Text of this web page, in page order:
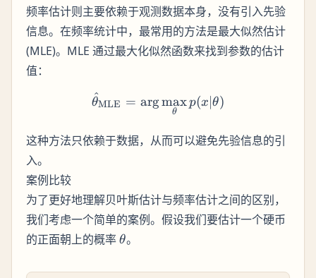
频率估计则主要依赖于观测数据本身，没有引入先验
信息。在频率统计中，最常用的方法是最大似然估计
(MLE)。MLE 通过最大化似然函数来找到参数的估计
值：
θ
^MLE = arg
θ
maxp(x∣θ)
这种方法只依赖于数据，从而可以避免先验信息的引
入。
案例比较
为了更好地理解贝叶斯估计与频率估计之间的区别，
我们考虑一个简单的案例。假设我们要估计一个硬币
的正面朝上的概率\theta
θ。